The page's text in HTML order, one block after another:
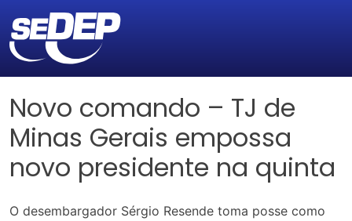
Novo comando – TJ de
Minas Gerais empossa
novo presidente na quinta
O desembargador Sérgio Resende toma posse como